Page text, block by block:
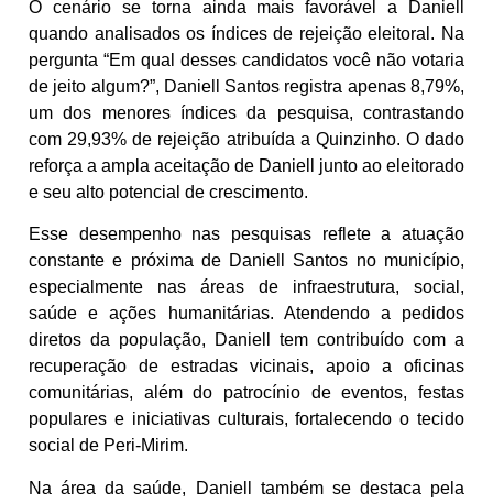
O cenário se torna ainda mais favorável a Daniell
quando analisados os índices de rejeição eleitoral. Na
pergunta “Em qual desses candidatos você não votaria
de jeito algum?”, Daniell Santos registra apenas 8,79%,
um dos menores índices da pesquisa, contrastando
com 29,93% de rejeição atribuída a Quinzinho. O dado
reforça a ampla aceitação de Daniell junto ao eleitorado
e seu alto potencial de crescimento.
Esse desempenho nas pesquisas reflete a atuação
constante e próxima de Daniell Santos no município,
especialmente nas áreas de infraestrutura, social,
saúde e ações humanitárias. Atendendo a pedidos
diretos da população, Daniell tem contribuído com a
recuperação de estradas vicinais, apoio a oficinas
comunitárias, além do patrocínio de eventos, festas
populares e iniciativas culturais, fortalecendo o tecido
social de Peri-Mirim.
Na área da saúde, Daniell também se destaca pela